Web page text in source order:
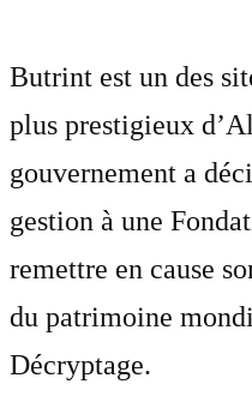
Butrint est un des
plus prestigieux
gouvernement a
gestion à une
remettre en cause
du patrimoine
Décryptage.